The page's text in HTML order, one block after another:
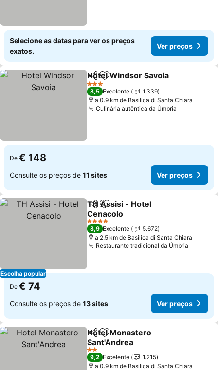
Selecione as datas para ver os preços
exatos.
Ver preços
PartilharAdicionar aos favoritos
Hotel Windsor Savoia
3 Estrelas
8,5 Excelente
1.339
a 0.9 km de Basilica di Santa Chiara
Culinária autêntica da Úmbria
De € 148
Consulte os preços de 11 sites Ver preços
Escolha popular
PartilharAdicionar aos favoritos
TH Assisi - Hotel
Cenacolo
Ver preços
4 Estrelas
8,9 Excelente
5.672
a 2.5 km de Basilica di Santa Chiara
Restaurante tradicional da Úmbria
De € 74
Consulte os preços de 13 sites Ver preços
PartilharAdicionar aos favoritos
Hotel Monastero
Sant'Andrea
Ver preços
2 Estrelas
9,2 Excelente
1.215
a 0.9 km de Basilica di Santa Chiara